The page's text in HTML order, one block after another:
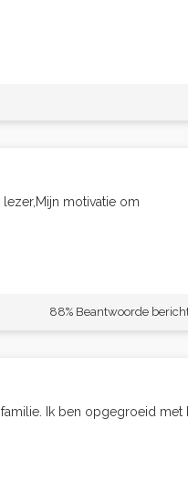
motivatie om
88% Beantwoorde
Ik ben opgegroeid met